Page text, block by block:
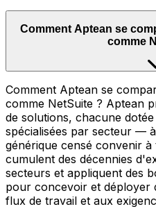
Comment Aptean se
comme
Comment Aptean se
comme NetSuite ? Aptean
de solutions, chacune
spécialisées par secteur —
générique censé convenir
cumulent des décennies
secteurs et appliquent des
pour concevoir et déployer
flux de travail et aux